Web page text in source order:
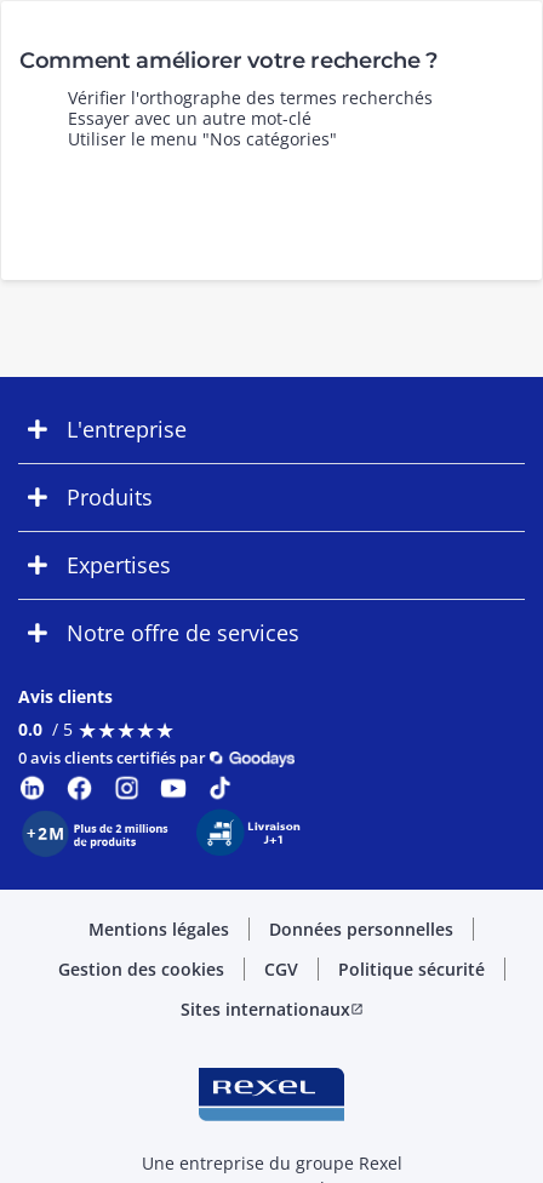
Comment améliorer votre recherche ?
Vérifier l'orthographe des termes recherchés
Essayer avec un autre mot-clé
Utiliser le menu "Nos catégories"
L'entreprise
Produits
Expertises
Notre offre de services
Avis clients
0.0 / 5 ★★★★★
★★★★★
0 avis clients certifiés par
Mentions légales
Données personnelles
Gestion des cookies
CGV
Politique sécurité
Sites internationauxopen_in_new
Une entreprise du groupe Rexel